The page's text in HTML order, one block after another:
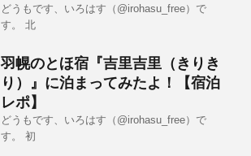
どうもです、いろはす（@irohasu_free）で
す。 北
羽幌のとほ宿『吉里吉里（きりき
り）』に泊まってみたよ！【宿泊
レポ】
どうもです、いろはす（@irohasu_free）で
す。 初